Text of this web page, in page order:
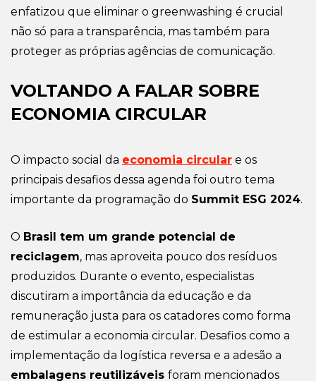
enfatizou que eliminar o greenwashing é crucial
não só para a transparência, mas também para
proteger as próprias agências de comunicação.
VOLTANDO A FALAR SOBRE
ECONOMIA CIRCULAR
O impacto social da economia circular e os
principais desafios dessa agenda foi outro tema
importante da programação do Summit ESG 2024.
O Brasil tem um grande potencial de
reciclagem, mas aproveita pouco dos resíduos
produzidos. Durante o evento, especialistas
discutiram a importância da educação e da
remuneração justa para os catadores como forma
de estimular a economia circular. Desafios como a
implementação da logística reversa e a adesão a
embalagens reutilizáveis foram mencionados